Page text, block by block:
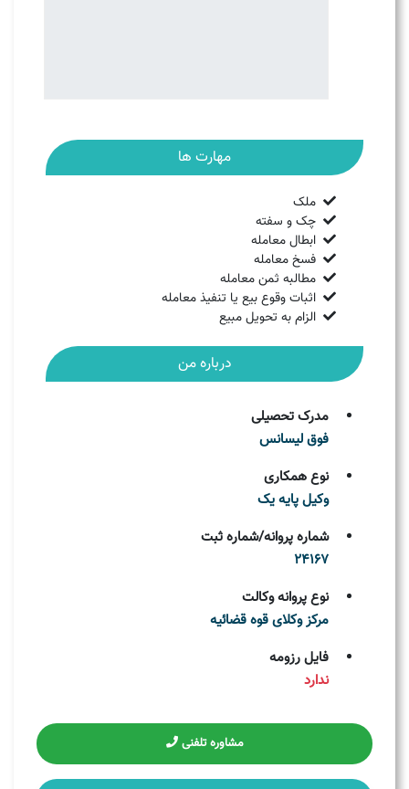
مهارت ها
ملک
چک و سفته
ابطال معامله
فسخ معامله
مطالبه ثمن معامله
اثبات وقوع بیع یا تنفیذ معامله
الزام به تحویل مبیع
درباره من
مدرک تحصیلی
فوق لیسانس
نوع همکاری
وکیل پایه یک
شماره پروانه/شماره ثبت
24167
نوع پروانه وکالت
مركز وکلای قوه قضائيه
فایل رزومه
ندارد
مشاوره تلفنی